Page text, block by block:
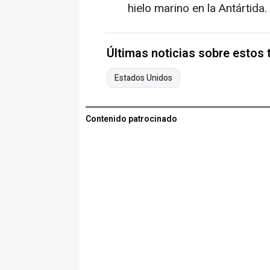
hielo marino en la Antártida.
Últimas noticias sobre estos
Estados Unidos
Contenido patrocinado